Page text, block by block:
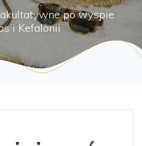
po wyspie
i Kefalonii